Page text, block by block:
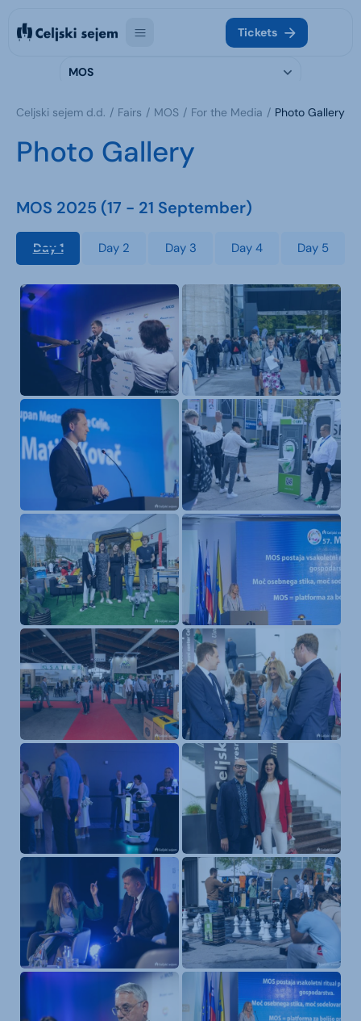
Tickets
MOS
Celjski sejem d.d. Fairs MOS For the Media Photo Gallery
Photo Gallery
MOS 2025 (17 - 21 September)
Day 1 Day 2 Day 3 Day 4 Day 5